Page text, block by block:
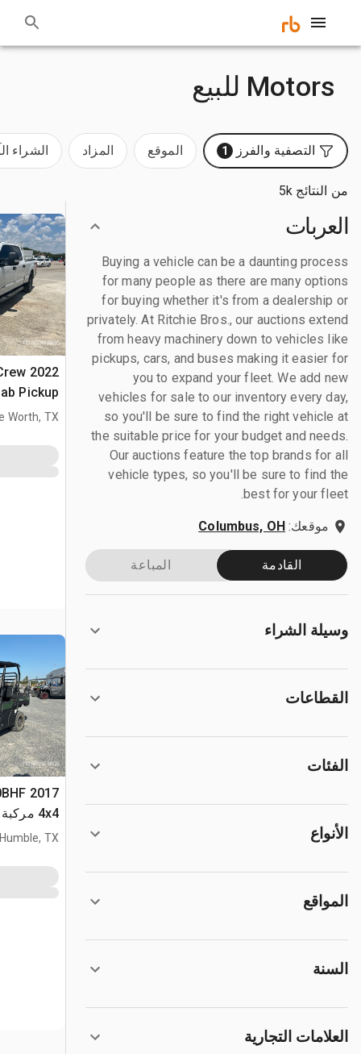
Motors للبيع
التصفية والفرز 1 الموقع المزاد الشراء
من النتائج 5k
العربات
Buying a vehicle can be a daunting process
for many people as there are many options
for buying whether it's from a dealership or
privately. At Ritchie Bros., our auctions extend
from heavy machinery down to vehicles like
pickups, cars, and buses making it easier for
you to expand your fleet. We add new
vehicles for sale to our inventory every day,
so you'll be sure to find the right vehicle at
the suitable price for your budget and needs.
Our auctions feature the top brands for all
vehicle types, so you'll be sure to find the
best for your fleet.
موقعك: Columbus, OH
القادمة المباعة
وسيلة الشراء
القطاعات
الفئات
الأنواع
المواقع
السنة
العلامات التجارية
Pickup
Worth, TX
4x4 مركبة متعددة الأغراض
TX